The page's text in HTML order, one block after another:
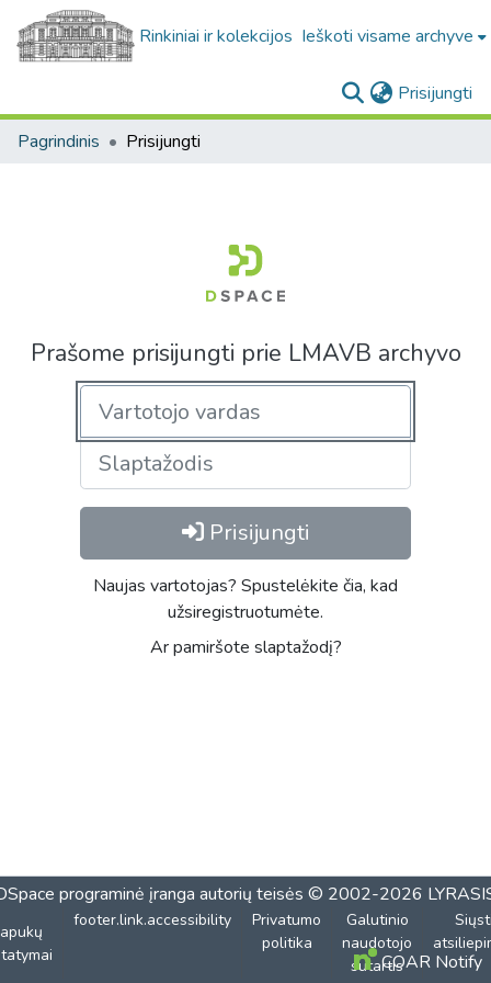
Rinkiniai ir kolekcijos Ieškoti visame archyve
Prisijungti
Pagrindinis Prisijungti
Prašome prisijungti prie LMAVB archyvo
Prisijungti
Naujas vartotojas? Spustelėkite čia, kad
užsiregistruotumėte.
Ar pamiršote slaptažodį?
programinė įranga autorių teisės © 2002-2026
footer.link.accessibility
Privatumo
politika
Galutinio
naudotojo
sutartisCOAR Notify